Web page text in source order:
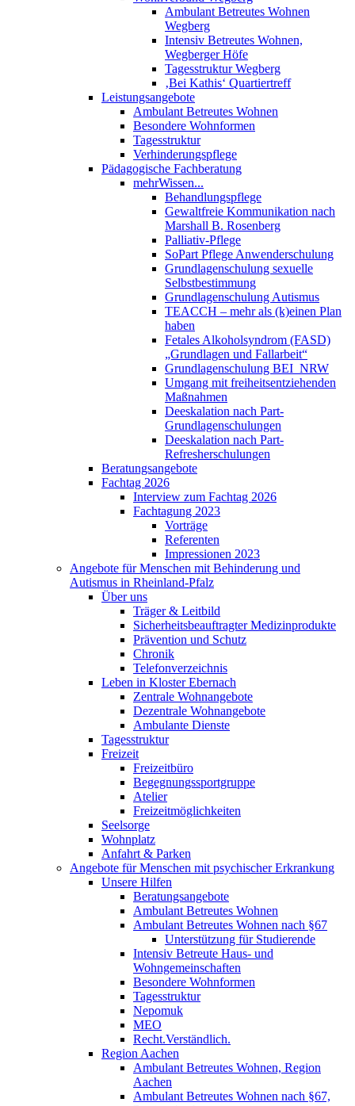
Ambulant Betreutes Wohnen
Wegberg
Intensiv Betreutes Wohnen,
Wegberger Höfe
Tagesstruktur Wegberg
‚Bei Kathis‘ Quartiertreff
Leistungsangebote
Ambulant Betreutes Wohnen
Besondere Wohnformen
Tagesstruktur
Verhinderungspflege
Pädagogische Fachberatung
mehrWissen...
Behandlungspflege
Gewaltfreie Kommunikation nach
Marshall B. Rosenberg
Palliativ-Pflege
SoPart Pflege Anwenderschulung
Grundlagenschulung sexuelle
Selbstbestimmung
Grundlagenschulung Autismus
TEACCH – mehr als (k)einen Plan
haben
Fetales Alkoholsyndrom (FASD)
„Grundlagen und Fallarbeit“
Grundlagenschulung BEI_NRW
Umgang mit freiheitsentziehenden
Maßnahmen
Deeskalation nach Part-
Grundlagenschulungen
Deeskalation nach Part-
Refresherschulungen
Beratungsangebote
Fachtag 2026
Interview zum Fachtag 2026
Fachtagung 2023
Vorträge
Referenten
Impressionen 2023
Angebote für Menschen mit Behinderung und
Autismus in Rheinland-Pfalz
Über uns
Träger & Leitbild
Sicherheitsbeauftragter Medizinprodukte
Prävention und Schutz
Chronik
Telefonverzeichnis
Leben in Kloster Ebernach
Zentrale Wohnangebote
Dezentrale Wohnangebote
Ambulante Dienste
Tagesstruktur
Freizeit
Freizeitbüro
Begegnungssportgruppe
Atelier
Freizeitmöglichkeiten
Seelsorge
Wohnplatz
Anfahrt & Parken
Angebote für Menschen mit psychischer Erkrankung
Unsere Hilfen
Beratungsangebote
Ambulant Betreutes Wohnen
Ambulant Betreutes Wohnen nach §67
Unterstützung für Studierende
Intensiv Betreute Haus- und
Wohngemeinschaften
Besondere Wohnformen
Tagesstruktur
Nepomuk
MEO
Recht.Verständlich.
Region Aachen
Ambulant Betreutes Wohnen, Region
Aachen
Ambulant Betreutes Wohnen nach §67,